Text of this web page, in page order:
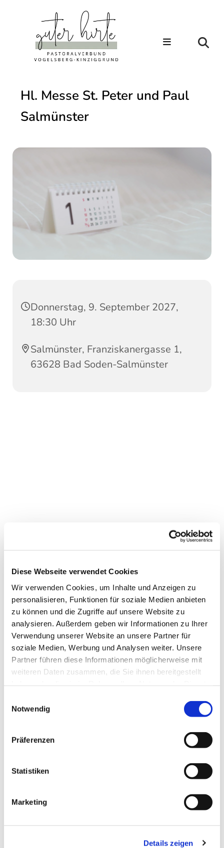
Diese Webseite verwendet Cookies
Wir verwenden Cookies, um Inhalte und Anzeigen zu
personalisieren, Funktionen für soziale Medien anbieten
zu können und die Zugriffe auf unsere Website zu
analysieren. Außerdem geben wir Informationen zu Ihrer
Verwendung unserer Website an unsere Partner für
soziale Medien, Werbung und Analysen weiter. Unsere
Partner führen diese Informationen möglicherweise mit
weiteren Daten zusammen, die Sie ihnen bereitgestellt
Notwendig
Präferenzen
Statistiken
Marketing
Details zeigen
Hl. Messe St. Peter und Paul
Salmünster
Donnerstag, 9. September 2027,
18:30 Uhr
Salmünster, Franziskanergasse 1,
63628 Bad Soden-Salmünster
Dies könnte Sie auch
interessieren